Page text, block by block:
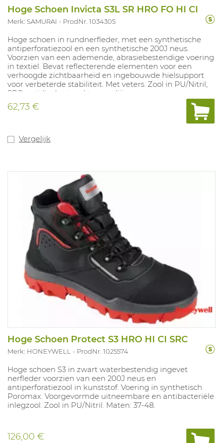
Hoge Schoen Invicta S3L SR HRO FO HI CI
Merk: SAMURAI ProdNr. 1034305
Hoge schoen in rundnerfleder, met een synthetische
antiperforatiezool en een synthetische 200J neus.
Voorzien van een ademende, abrasiebestendige voering
in textiel. Bevat reflecterende elementen voor een
verhoogde zichtbaarheid en ingebouwde hielsupport
voor verbeterde stabiliteit. Met veters. Zool in PU/Nitril,
SRC antislip, bestand tegen oliën en zuren.
Uitneembare inlegzool in polyurethaan met textiel laag.
100% metaalvrij. Maten: 37-48. Geschikt voor algemene
industriële toepassingen. In overeenstemming met: EN
62,73 €
Vergelijk
Hoge Schoen Protect S3 HRO HI CI SRC
Merk: HONEYWELL ProdNr. 1025574
Hoge schoen S3 in zwart waterbestendig ingevet
nerfleder voorzien van een 200J neus en
antiperforatiezool in kunststof. Voering in synthetisch
Poromax. Voorgevormde uitneembare en antibacteriële
inlegzool. Zool in PU/Nitril. Maten: 37-48.
126,00 €